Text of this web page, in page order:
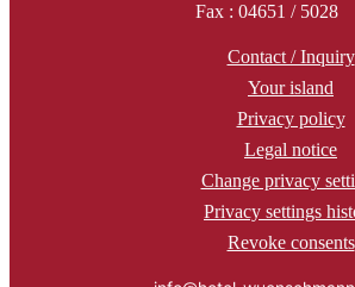
Fax : 04651 / 5028
Contact / Inquiry
Your island
Privacy policy
Legal notice
Change privacy
Privacy settings
Revoke consents